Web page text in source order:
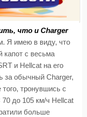
что и Charger
Я имею в виду, что
капот с весьма
и Hellcat на его
за обычный Charger,
тронувшись с
70 до 105 км/ч Hellcat
больше